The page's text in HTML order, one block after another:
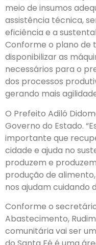
meio de insumos
assistência técnica,
eficiência e a
Conforme o plano de
disponibilizar as
necessários para o
dos processos
gerando mais
O Prefeito Adiló
Governo do Estado.
importante que
cidade e ajuda no
produzem e
produção de
nos ajudam cuidando
Conforme o
Abastecimento,
comunitária vai ser